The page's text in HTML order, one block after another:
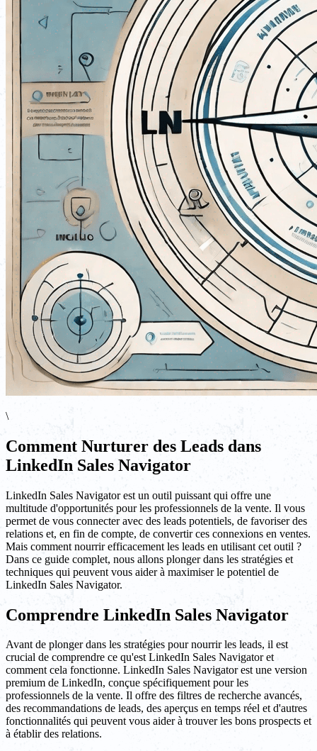
\
Comment Nurturer des Leads dans
LinkedIn Sales Navigator
LinkedIn Sales Navigator est un outil puissant qui offre une
multitude d'opportunités pour les professionnels de la vente. Il vous
permet de vous connecter avec des leads potentiels, de favoriser des
relations et, en fin de compte, de convertir ces connexions en ventes.
Mais comment nourrir efficacement les leads en utilisant cet outil ?
Dans ce guide complet, nous allons plonger dans les stratégies et
techniques qui peuvent vous aider à maximiser le potentiel de
LinkedIn Sales Navigator.
Comprendre LinkedIn Sales Navigator
Avant de plonger dans les stratégies pour nourrir les leads, il est
crucial de comprendre ce qu'est LinkedIn Sales Navigator et
comment cela fonctionne. LinkedIn Sales Navigator est une version
premium de LinkedIn, conçue spécifiquement pour les
professionnels de la vente. Il offre des filtres de recherche avancés,
des recommandations de leads, des aperçus en temps réel et d'autres
fonctionnalités qui peuvent vous aider à trouver les bons prospects et
à établir des relations.